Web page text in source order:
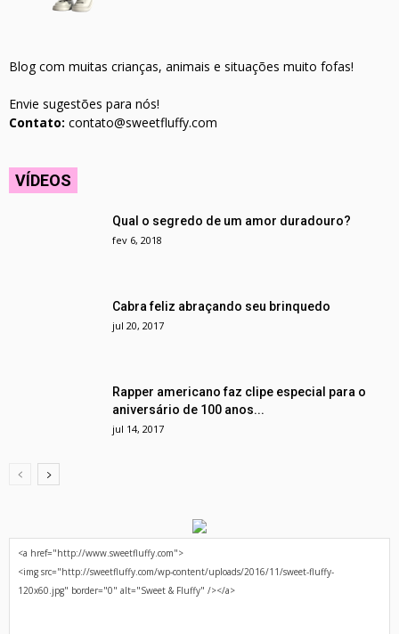
Blog com muitas crianças, animais e situações muito fofas!
Envie sugestões para nós!
Contato: contato@sweetfluffy.com
VÍDEOS
Qual o segredo de um amor duradouro?
fev 6, 2018
Cabra feliz abraçando seu brinquedo
jul 20, 2017
Rapper americano faz clipe especial para o
aniversário de 100 anos...
jul 14, 2017